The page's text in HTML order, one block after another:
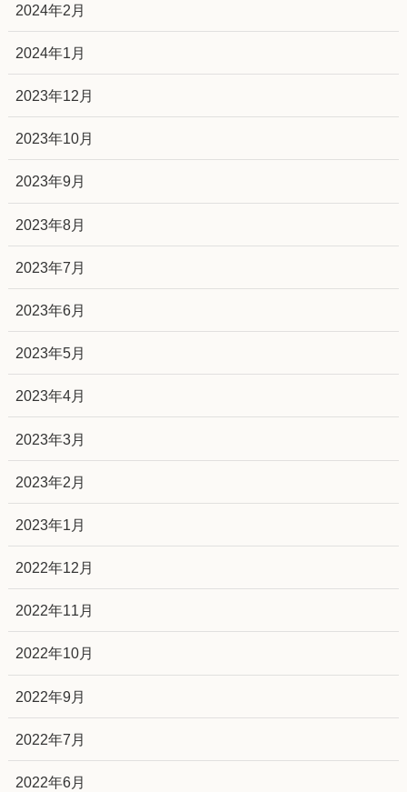
2024年2月
2024年1月
2023年12月
2023年10月
2023年9月
2023年8月
2023年7月
2023年6月
2023年5月
2023年4月
2023年3月
2023年2月
2023年1月
2022年12月
2022年11月
2022年10月
2022年9月
2022年7月
2022年6月